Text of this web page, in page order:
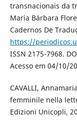
transnacionais da
Maria Bárbara
Cadernos De
https://
ISSN 2175-7968.
Acesso em 04/10/
CAVALLI,
femminile nella
Edizioni Unicopli,